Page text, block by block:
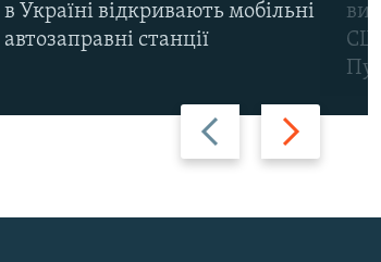
Назад Вперед
в Україні відкривають мобільні
автозаправні станції